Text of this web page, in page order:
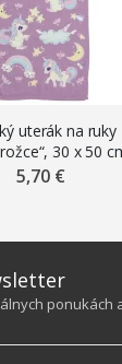
uterák na ruky
30 x 50
5,70 €
ponukách